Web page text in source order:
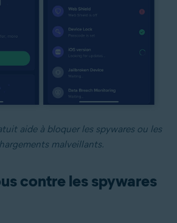
aide à bloquer les spywares ou les
malveillants.
contre les spywares